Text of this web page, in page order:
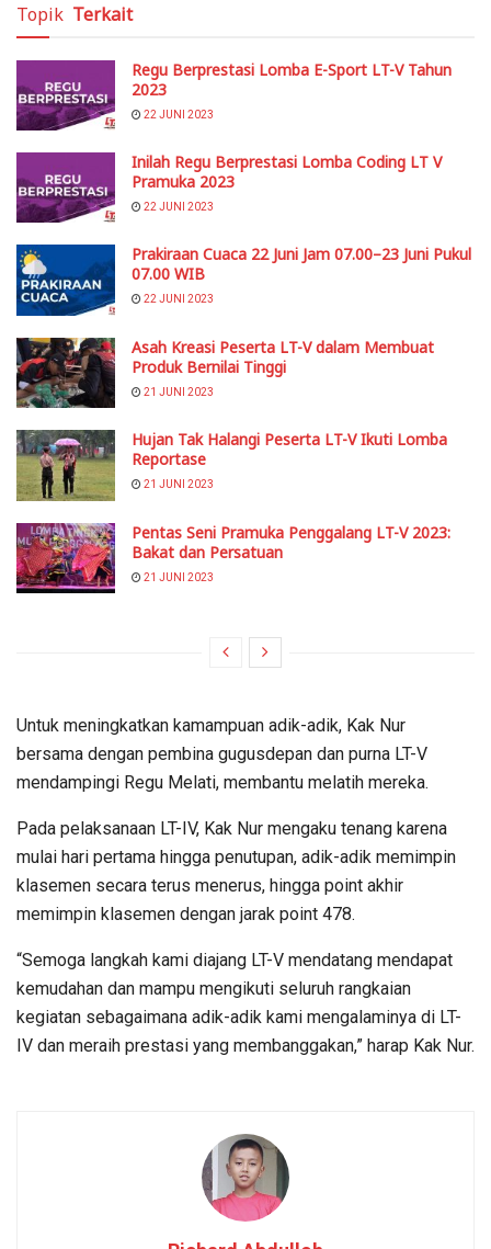
Topik Terkait
Regu Berprestasi Lomba E-Sport LT-V Tahun
2023
22 JUNI 2023
Inilah Regu Berprestasi Lomba Coding LT V
Pramuka 2023
22 JUNI 2023
Prakiraan Cuaca 22 Juni Jam 07.00–23 Juni Pukul
07.00 WIB
22 JUNI 2023
Asah Kreasi Peserta LT-V dalam Membuat
Produk Bernilai Tinggi
21 JUNI 2023
Hujan Tak Halangi Peserta LT-V Ikuti Lomba
Reportase
21 JUNI 2023
Pentas Seni Pramuka Penggalang LT-V 2023:
Bakat dan Persatuan
21 JUNI 2023
Untuk meningkatkan kamampuan adik-adik, Kak Nur
bersama dengan pembina gugusdepan dan purna LT-V
mendampingi Regu Melati, membantu melatih mereka.
Pada pelaksanaan LT-IV, Kak Nur mengaku tenang karena
mulai hari pertama hingga penutupan, adik-adik memimpin
klasemen secara terus menerus, hingga point akhir
memimpin klasemen dengan jarak point 478.
“Semoga langkah kami diajang LT-V mendatang mendapat
kemudahan dan mampu mengikuti seluruh rangkaian
kegiatan sebagaimana adik-adik kami mengalaminya di LT-
IV dan meraih prestasi yang membanggakan,” harap Kak Nur.